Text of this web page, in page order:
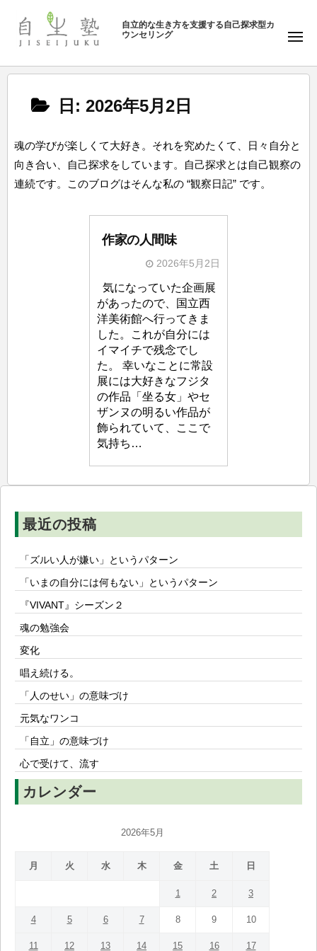
ン
自
塾
自立的な生き方を支援する自己探求型カ
ウンセリング
メ
ュ
ー
日: 2026年5月2日
魂の学びが楽しくて大好き。それを究めたくて、日々自分と
向き合い、自己探求をしています。自己探求とは自己観察の
連続です。このブログはそんな私の “観察日記” です。
作家の人間味
2026年5月2日
y
自
生
塾
気になっていた企画展
があったので、国立西
洋美術館へ行ってきま
した。これが自分には
イマイチで残念でし
た。 幸いなことに常設
展には大好きなフジタ
の作品「坐る女」やセ
ザンヌの明るい作品が
飾られていて、ここで
気持ち…
最近の投稿
「ズルい人が嫌い」というパターン
「いまの自分には何もない」というパターン
『VIVANT』シーズン２
魂の勉強会
変化
唱え続ける。
「人のせい」の意味づけ
元気なワンコ
「自立」の意味づけ
心で受けて、流す
カレンダー
2026年5月
月 火 水 木 金 土 日
1 2 3
4 5 6 7 8 9 10
11 12 13 14 15 16 17